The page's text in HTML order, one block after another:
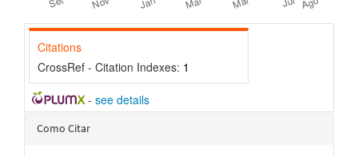
Citations
CrossRef - Citation Indexes: 1
- see details
Detalhes
Como Citar